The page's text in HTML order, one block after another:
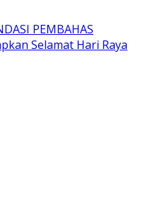
PEMBAHAS
Selamat Hari Raya